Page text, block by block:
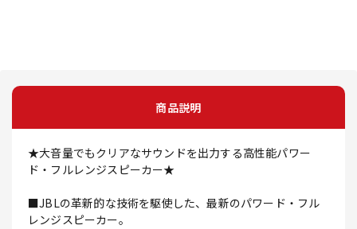
商品説明
★大音量でもクリアなサウンドを出力する高性能パワー
ド・フルレンジスピーカー★
■JBLの革新的な技術を駆使した、最新のパワード・フル
レンジスピーカー。